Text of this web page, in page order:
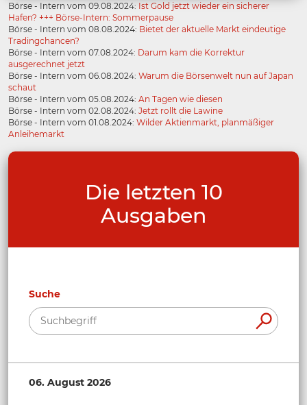
Börse - Intern vom 09.08.2024: Ist Gold jetzt wieder ein sicherer
Hafen? +++ Börse-Intern: Sommerpause
Börse - Intern vom 08.08.2024: Bietet der aktuelle Markt eindeutige
Tradingchancen?
Börse - Intern vom 07.08.2024: Darum kam die Korrektur
ausgerechnet jetzt
Börse - Intern vom 06.08.2024: Warum die Börsenwelt nun auf Japan
schaut
Börse - Intern vom 05.08.2024: An Tagen wie diesen
Börse - Intern vom 02.08.2024: Jetzt rollt die Lawine
Börse - Intern vom 01.08.2024: Wilder Aktienmarkt, planmäßiger
Anleihemarkt
Die letzten 10
Ausgaben
Suche
06. August 2026